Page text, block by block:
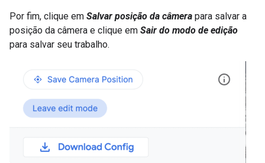
Por fim, clique em Salvar posição da câmera para salvar a
posição da câmera e clique em Sair do modo de edição
para salvar seu trabalho.